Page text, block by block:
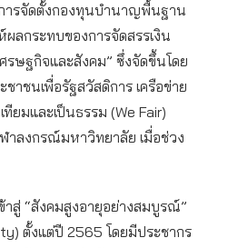
ารจัดตั้งกองทุนบำนาญพื้นฐาน
ผลกระทบของการจัดสรรเงิน
ษฐกิจและสังคม” ซึ่งจัดขึ้นโดย
ชาชนเพื่อรัฐสวัสดิการ เครือข่าย
ทียมและเป็นธรรม (We Fair)
าลงกรณ์มหาวิทยาลัย เมื่อช่วง
าสู่ “สังคมสูงอายุอย่างสมบูรณ์”
ตั้งแต่ปี 2565 โดยมีประชากร